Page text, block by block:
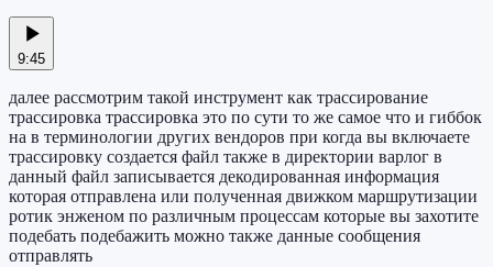
9:45
далее рассмотрим такой инструмент как трассирование
трассировка трассировка это по сути то же самое что и гиббок
на в терминологии других вендоров при когда вы включаете
трассировку создается файл также в директории варлог в
данный файл записывается декодированная информация
которая отправлена или полученная движком маршрутизации
ротик энженом по различным процессам которые вы захотите
подебать подебажить можно также данные сообщения
отправлять